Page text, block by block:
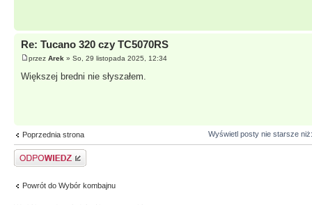
Re: Tucano 320 czy TC5070RS
przez Arek » So, 29 listopada 2025, 12:34
Większej bredni nie słyszałem.
Poprzednia strona Wyświetl posty nie starsze
Odpowiedz
Powrót do Wybór kombajnu